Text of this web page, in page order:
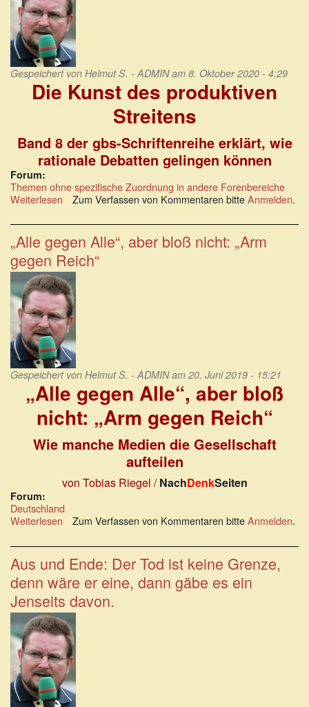
nach
vorne
Gespeichert von Helmut S. - ADMINam 8. Oktober 2020 - 4:29
Die Kunst des produktiven
Streitens
Band 8 der gbs-Schriftenreihe erklärt, wie
rationale Debatten gelingen können
Forum:
Themen ohne spezifische Zuordnung in andere Forenbereiche
Weiterlesen über
Die
Kunst
des
produktiven
Streitens
Zum Verfassen von Kommentaren bitteAnmelden.
„Alle gegen Alle“, aber bloß nicht: „Arm
gegen Reich“
Gespeichert von Helmut S. - ADMINam 20. Juni 2019 - 15:21
„Alle gegen Alle“, aber bloß
nicht: „Arm gegen Reich“
Wie manche Medien die Gesellschaft
aufteilen
von Tobias Riegel /NachDenkSeiten
Forum:
Deutschland
Weiterlesen über
gegen
Alle“,
aber
bloß
nicht:
„Arm
gegen
Reich“
Zum Verfassen von Kommentaren bitteAnmelden.
Aus und Ende: Der Tod ist keine Grenze,
denn wäre er eine, dann gäbe es ein
Jenseits davon.